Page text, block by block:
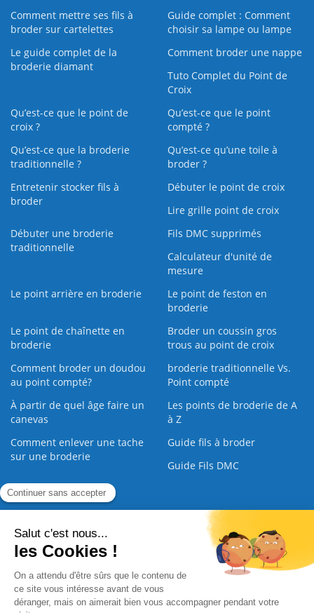
Comment mettre ses fils à
broder sur cartelettes
Guide complet : Comment
choisir sa lampe ou lampe
Le guide complet de la
broderie diamant
Comment broder une nappe
Tuto Complet du Point de
Croix
Qu’est-ce que le point de
croix ?
Qu’est-ce que le point
compté ?
Qu’est-ce que la broderie
traditionnelle ?
Qu’est‑ce qu’une toile à
broder ?
Entretenir stocker fils à
broder
Débuter le point de croix
Lire grille point de croix
Débuter une broderie
traditionnelle
Fils DMC supprimés
Calculateur d'unité de
mesure
Le point arrière en broderie
Le point de feston en
broderie
Le point de chaînette en
broderie
Broder un coussin gros
trous au point de croix
Comment broder un doudou
au point compté?
broderie traditionnelle Vs.
Point compté
À partir de quel âge faire un
canevas
Les points de broderie de A
à Z
Comment enlever une tache
sur une broderie
Guide fils à broder
Guide Fils DMC
Guide de la Broderie
Nous contacter |
Paiement sécurisé